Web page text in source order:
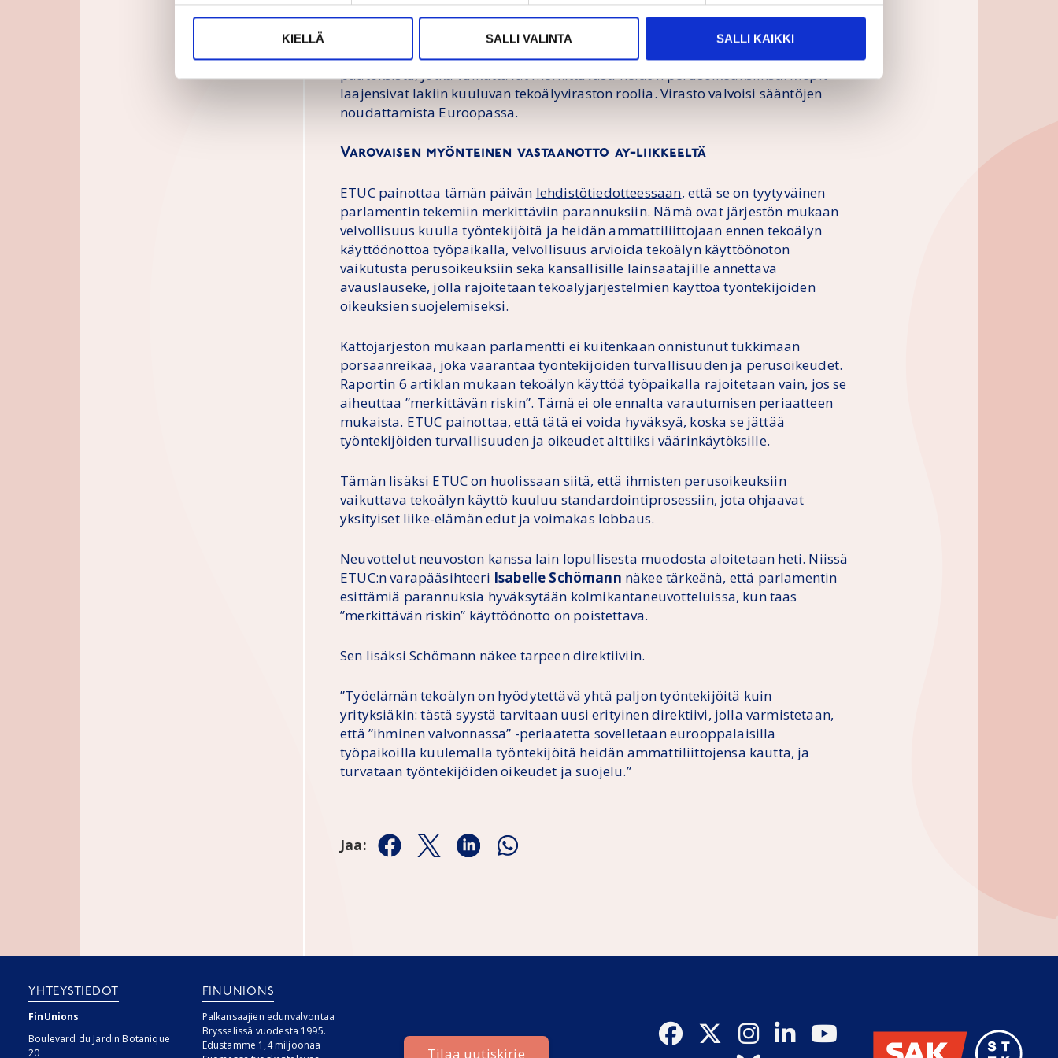
KIELLÄ SALLI VALINTA SALLI KAIKKI
Parlamentti haluaa kannassaan myös antaa kansalaisille yleisen oikeuden
valittaa kansallisille viranomaisille tekoälyjärjestelmästä, joka rikkoo sääntöjä.
Lisäksi kansalaisilla olisi oikeus saada selitys korkeariskisen tekoälyn
päätöksistä, jotka vaikuttavat merkittävästi heidän perusoikeuksiinsa. Mepit
laajensivat lakiin kuuluvan tekoälyviraston roolia. Virasto valvoisi sääntöjen
noudattamista Euroopassa.
Varovaisen myönteinen vastaanotto ay-liikkeeltä
ETUC painottaa tämän päivän lehdistötiedotteessaan, että se on tyytyväinen
parlamentin tekemiin merkittäviin parannuksiin. Nämä ovat järjestön mukaan
velvollisuus kuulla työntekijöitä ja heidän ammattiliittojaan ennen tekoälyn
käyttöönottoa työpaikalla, velvollisuus arvioida tekoälyn käyttöönoton
vaikutusta perusoikeuksiin sekä kansallisille lainsäätäjille annettava
avauslauseke, jolla rajoitetaan tekoälyjärjestelmien käyttöä työntekijöiden
oikeuksien suojelemiseksi.
Kattojärjestön mukaan parlamentti ei kuitenkaan onnistunut tukkimaan
porsaanreikää, joka vaarantaa työntekijöiden turvallisuuden ja perusoikeudet.
Raportin 6 artiklan mukaan tekoälyn käyttöä työpaikalla rajoitetaan vain, jos se
aiheuttaa ”merkittävän riskin”. Tämä ei ole ennalta varautumisen periaatteen
mukaista. ETUC painottaa, että tätä ei voida hyväksyä, koska se jättää
työntekijöiden turvallisuuden ja oikeudet alttiiksi väärinkäytöksille.
Tämän lisäksi ETUC on huolissaan siitä, että ihmisten perusoikeuksiin
vaikuttava tekoälyn käyttö kuuluu standardointiprosessiin, jota ohjaavat
yksityiset liike-elämän edut ja voimakas lobbaus.
Neuvottelut neuvoston kanssa lain lopullisesta muodosta aloitetaan heti. Niissä
ETUC:n varapääsihteeri Isabelle Schömann näkee tärkeänä, että parlamentin
esittämiä parannuksia hyväksytään kolmikantaneuvotteluissa, kun taas
”merkittävän riskin” käyttöönotto on poistettava.
Sen lisäksi Schömann näkee tarpeen direktiiviin.
”Työelämän tekoälyn on hyödytettävä yhtä paljon työntekijöitä kuin
yrityksiäkin: tästä syystä tarvitaan uusi erityinen direktiivi, jolla varmistetaan,
että ”ihminen valvonnassa” -periaatetta sovelletaan eurooppalaisilla
työpaikoilla kuulemalla työntekijöitä heidän ammattiliittojensa kautta, ja
turvataan työntekijöiden oikeudet ja suojelu.”
Jaa: Jaa Facebookissa
Jaa Twitterissä
Jaa Linkedinissä
Jaa Whatsappissa
YHTEYSTIEDOT
FinUnions
Boulevard du Jardin Botanique
20
FINUNIONS
Palkansaajien edunvalvontaa
Brysselissä vuodesta 1995.
Edustamme 1,4 miljoonaa
Tilaa uutiskirje